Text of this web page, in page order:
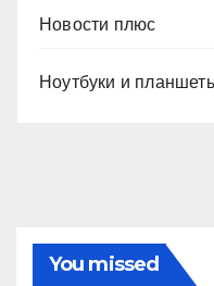
Новости плюс
Ноутбуки и
You missed